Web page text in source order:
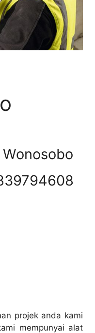
Wonosobo
projek anda kami
mempunyai alat